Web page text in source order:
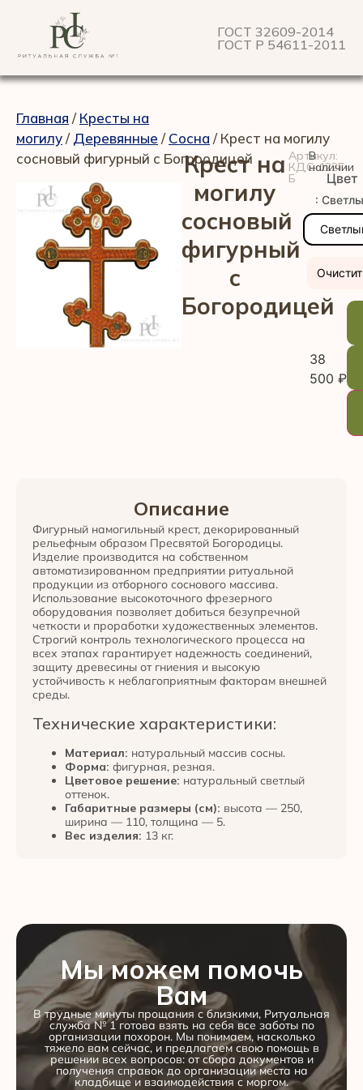
ГОСТ 32609-2014
ГОСТ Р 54611-2011
Главная /Кресты на
могилу/Деревянные /Сосна / Крест на могилу
сосновый фигурный с Богородицей
Крест на
могилу
сосновый
фигурный
с
Богородицей
Артикул:
КДС-122Г-
Б
В
наличии
Цвет
:
38
500₽
Описание
Фигурный намогильный крест, декорированный
рельефным образом Пресвятой Богородицы.
Изделие производится на собственном
автоматизированном предприятии ритуальной
продукции из отборного соснового массива.
Использование высокоточного фрезерного
оборудования позволяет добиться безупречной
четкости и проработки художественных элементов.
Строгий контроль технологического процесса на
всех этапах гарантирует надежность соединений,
защиту древесины от гниения и высокую
устойчивость к неблагоприятным факторам внешней
среды.
Технические характеристики:
Материал: натуральный массив сосны.
Форма: фигурная, резная.
Цветовое решение: натуральный светлый
оттенок.
Габаритные размеры (см): высота — 250,
ширина — 110, толщина — 5.
Вес изделия: 13 кг.
Мы можем помочь
Вам
В трудные минуты прощания с близкими, Ритуальная
служба № 1 готова взять на себя все заботы по
организации похорон. Мы понимаем, насколько
тяжело вам сейчас, и предлагаем свою помощь в
решении всех вопросов: от сбора документов и
получения справок до организации места на
кладбище и взаимодействия с моргом.